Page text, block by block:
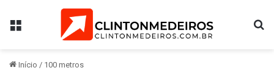
Menu
Início / 100 metros